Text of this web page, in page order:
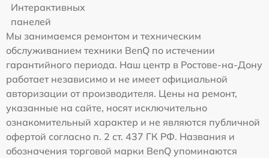
Интерактивных
панелей
Мы занимаемся ремонтом и техническим
обслуживанием техники BenQ по истечении
гарантийного периода. Наш центр в Ростове-на-Дону
работает независимо и не имеет официальной
авторизации от производителя. Цены на ремонт,
указанные на сайте, носят исключительно
ознакомительный характер и не являются публичной
офертой согласно п. 2 ст. 437 ГК РФ. Названия и
обозначения торговой марки BenQ упоминаются